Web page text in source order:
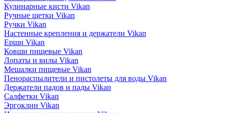
Кулинарные кисти Vikan
Ручные щетки Vikan
Ручки Vikan
Настенные крепления и держатели Vikan
Ерши Vikan
Ковши пищевые Vikan
Лопаты и вилы Vikan
Мешалки пищевые Vikan
Пенораспылители и пистолеты для воды Vikan
Держатели падов и пады Vikan
Салфетки Vikan
Эргоклин Vikan